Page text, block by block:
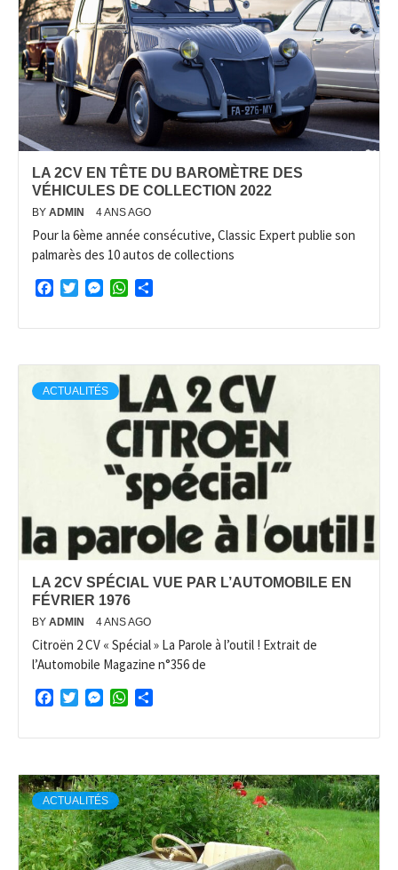
LA 2CV EN TÊTE DU BAROMÈTRE DES
VÉHICULES DE COLLECTION 2022
BY ADMIN 4 ANS AGO
Pour la 6ème année consécutive, Classic Expert publie son
palmarès des 10 autos de collections
FacebookTwitterMessengerWhatsApp
ACTUALITÉS
LA 2CV SPÉCIAL VUE PAR L’AUTOMOBILE EN
FÉVRIER 1976
BY ADMIN 4 ANS AGO
Citroën 2 CV « Spécial » La Parole à l’outil ! Extrait de
l’Automobile Magazine n°356 de
FacebookTwitterMessengerWhatsApp
ACTUALITÉS